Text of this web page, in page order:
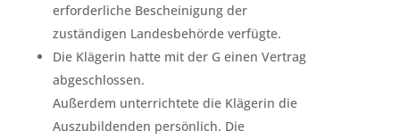
erforderliche Bescheinigung der
zuständigen Landesbehörde verfügte.
Die Klägerin hatte mit der G einen Vertrag
abgeschlossen.
Außerdem unterrichtete die Klägerin die
Auszubildenden persönlich. Die